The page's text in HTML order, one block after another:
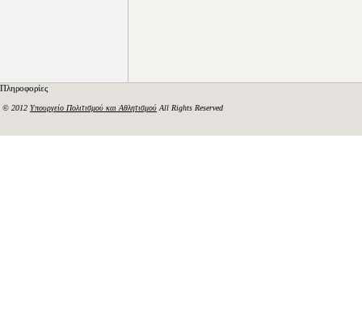
Πληροφορίες
© 2012 Υπουργείο Πολιτισμού και Αθλητισμού All Rights Reserved